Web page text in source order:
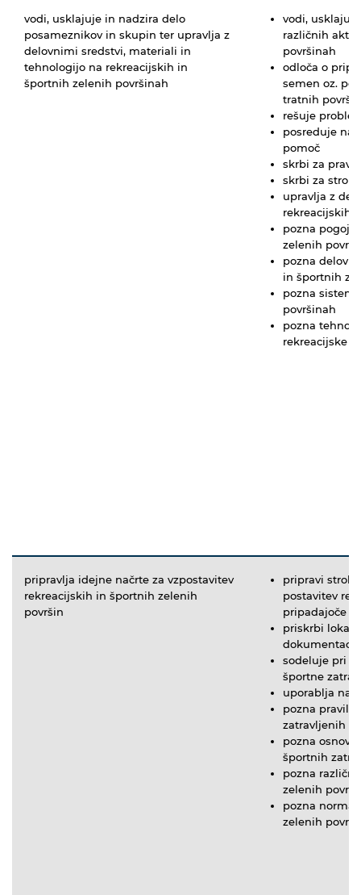
vodi, usklajuje in nadzira delo
posameznikov in skupin ter upravlja z
delovnimi sredstvi, materiali in
tehnologijo na rekreacijskih in
športnih zelenih površinah
vodi,
različnih
površinah
odloča o
semen oz.
tratnih
rešuje
posreduje
pomoč
skrbi za
skrbi za
upravlja z
rekreacijskih
pozna
zelenih
pozna
in športnih
pozna
površinah
pozna
rekreacijske
pripravlja idejne načrte za vzpostavitev
rekreacijskih in športnih zelenih
površin
pripravi
postavitev
pripadajoče
priskrbi
sodeluje pri
športne
uporablja
pozna
zatravljenih
pozna
športnih
pozna
zelenih
pozna
zelenih